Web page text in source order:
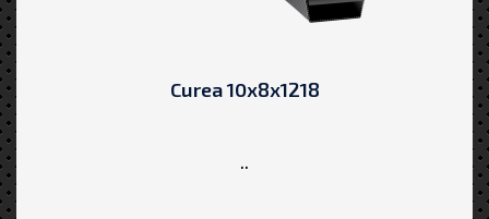
Curea 10x8x1218
..